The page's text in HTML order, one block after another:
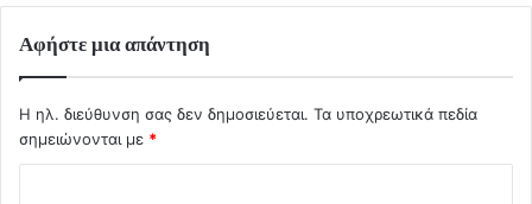
Αφήστε μια απάντηση
Η ηλ. διεύθυνση σας δεν δημοσιεύεται. Τα υποχρεωτικά πεδία
σημειώνονται με *